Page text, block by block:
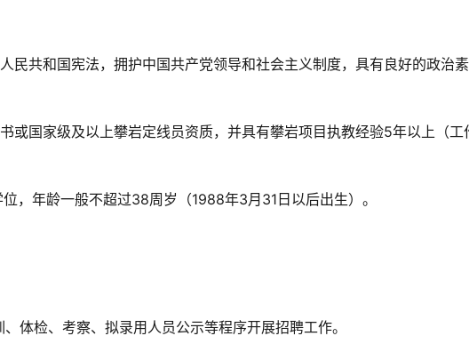
民共和国宪法，拥护中国共产党领导和社会主义制度，具有良好的政治
或国家级及以上攀岩定线员资质，并具有攀岩项目执教经验5年以上（工
，年龄一般不超过38周岁（1988年3月31日以后出生）。
体检、考察、拟录用人员公示等程序开展招聘工作。